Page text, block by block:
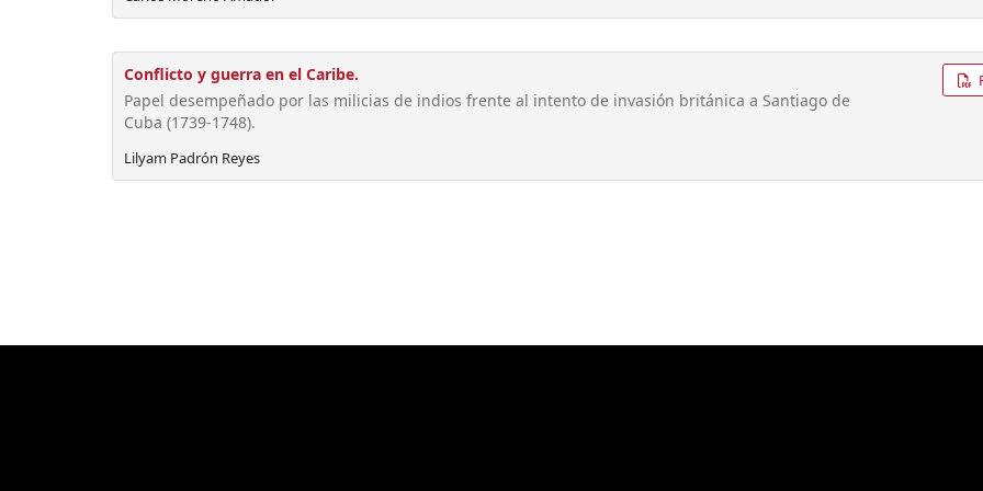
Conflicto y guerra en el Caribe.
Papel desempeñado por las milicias de indios frente al intento de invasión británica a Santiago de
Cuba (1739-1748).
Lilyam Padrón Reyes